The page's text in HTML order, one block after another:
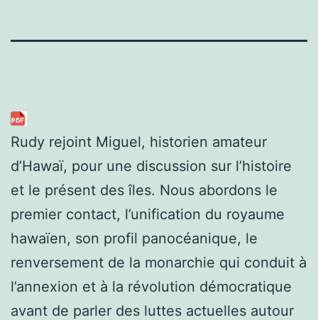
Rudy rejoint Miguel, historien amateur
d’Hawaï, pour une discussion sur l’histoire
et le présent des îles. Nous abordons le
premier contact, l’unification du royaume
hawaïen, son profil panocéanique, le
renversement de la monarchie qui conduit à
l’annexion et à la révolution démocratique
avant de parler des luttes actuelles autour